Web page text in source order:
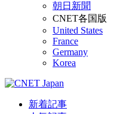
朝日新聞
CNET各国版
United States
France
Germany
Korea
新着記事